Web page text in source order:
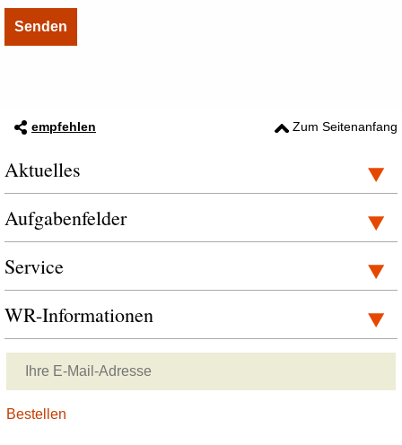
empfehlen Zum Seitenanfang
Aktuelles
Aufgabenfelder
Service
WR-Informationen